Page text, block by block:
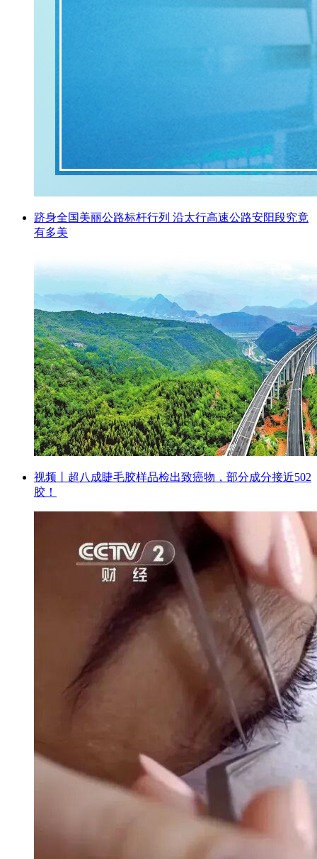
跻身全国美丽公路标杆行列 沿太行高速公路安阳段究竟
有多美
视频丨超八成睫毛胶样品检出致癌物，部分成分接近502
胶！